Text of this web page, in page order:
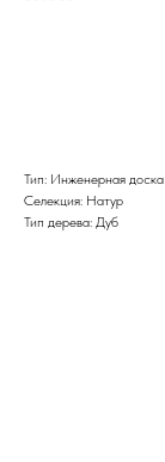
Тип: Инженерная доска
Селекция: Натур
Тип дерева: Дуб